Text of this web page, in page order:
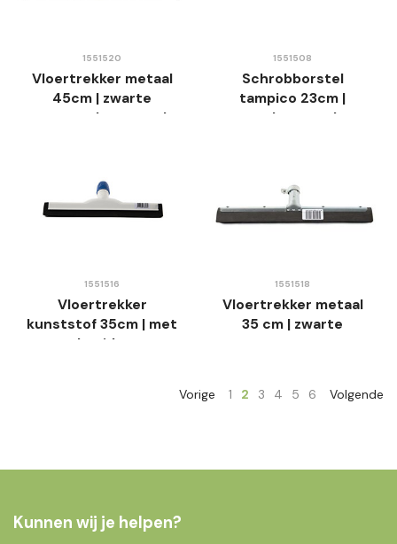
1551520
Vloertrekker metaal
45cm | zwarte
mousse | met rand
1551508
Schrobborstel
tampico 23cm |
zachte vezel
1551516
Vloertrekker
kunststof 35cm | met
draaidop
1551518
Vloertrekker metaal
35 cm | zwarte
Vorige 1 2 3 4 5 6 Volgende
Kunnen wij je helpen?